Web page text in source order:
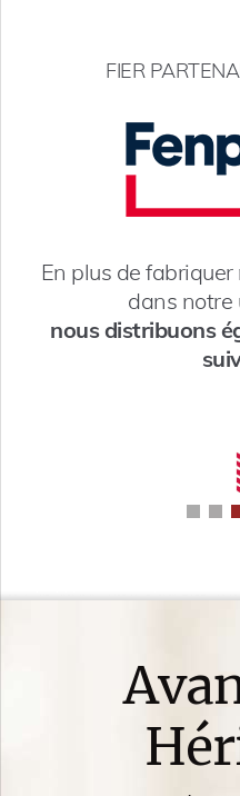
FIER
En plus de
dans notre
nous distribuons